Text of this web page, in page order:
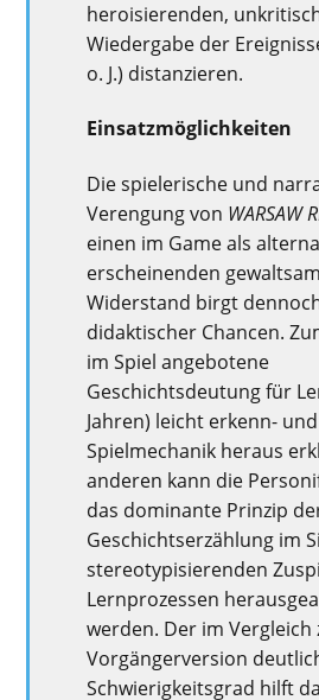
heroisierenden,
Wiedergabe der
o. J.) distanzieren.
Einsatzmöglichkeiten
Die spielerische und
Verengung von WARSAW
einen im Game als
erscheinenden
Widerstand birgt
didaktischer Chancen.
im Spiel angebotene
Geschichtsdeutung für
Jahren) leicht erkenn-
Spielmechanik heraus
anderen kann die
das dominante Prinzip
Geschichtserzählung im
stereotypisierenden
Lernprozessen
werden. Der im Vergleich
Vorgängerversion
Schwierigkeitsgrad hilft